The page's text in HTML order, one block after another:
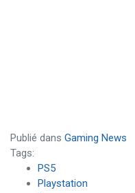
Publié dans Gaming News
Tags:
PS5
Playstation